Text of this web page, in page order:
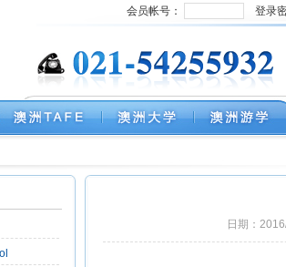
会员帐号： 登录
日期：